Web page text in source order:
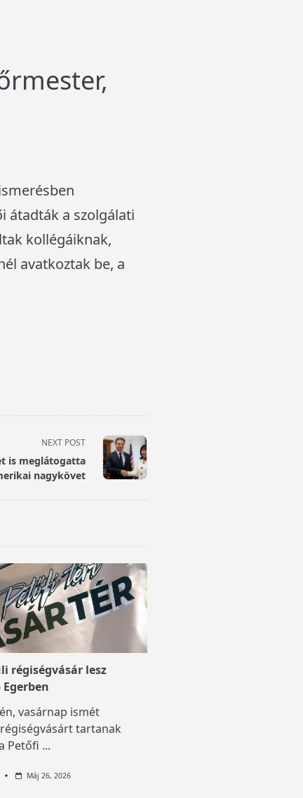
átadták a szolgálati
kollégáiknak,
avatkoztak be, a
NEXT POST
is meglátogatta
nagykövet
régiségvásár lesz
vasárnap ismét
tartanak
Petőfi ...
Máj 26, 2026